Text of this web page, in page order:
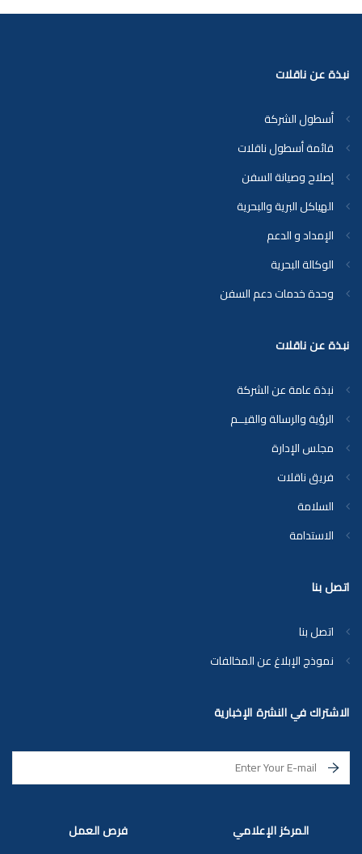
اتصل بنا
اتصل بنا
نموذج الإبلاغ عن المخالفات
الاشتراك في النشرة الإخبارية
فرص العمل المركز الإعلامي
نبذة عن ناقلات
أسطول الشركة
قائمة أسطول ناقلات
إصلاح وصيانة السفن
الهياكل البرية والبحرية
الإمداد و الدعم
الوكالة البحرية
وحدة خدمات دعم السفن
نبذة عن ناقلات
نبذة عامة عن الشركة
الرؤية والرسالة والقيــم
مجلس الإدارة
فريق ناقلات
السلامة
الاستدامة